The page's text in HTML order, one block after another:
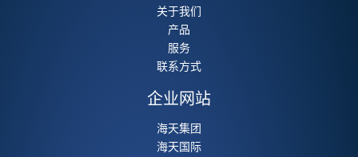
关于我们
产品
服务
联系方式
企业网站
海天集团
海天国际